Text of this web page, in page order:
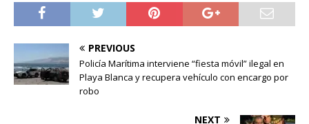
PREVIOUS
Policía Marítima interviene “fiesta móvil” ilegal en
Playa Blanca y recupera vehículo con encargo por
robo
NEXT